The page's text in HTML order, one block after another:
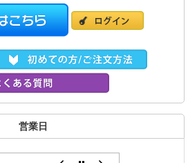
営業日